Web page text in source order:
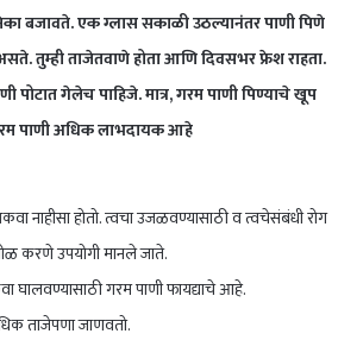
बजावते. एक ग्लास सकाळी उठल्यानंतर पाणी पिणे
तुम्ही ताजेतवाणे होता आणि दिवसभर फ्रेश राहता.
पोटात गेलेच पाहिजे. मात्र, गरम पाणी पिण्याचे खूप
पाणी अधिक लाभदायक आहे
नाहीसा होतो. त्वचा उजळवण्यासाठी व त्वचेसंबंधी रोग
करणे उपयोगी मानले जाते.
गरम पाणी फायद्याचे आहे.
ताजेपणा जाणवतो.